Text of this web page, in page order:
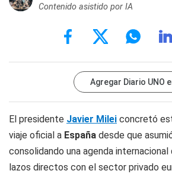
Contenido asistido por IA
Agregar Diario UNO
El presidente Javier Milei concretó
viaje oficial a España desde que
consolidando una agenda internacional
lazos directos con el sector privado